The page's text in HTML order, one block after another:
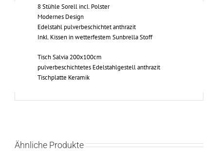
8 Stühle Sorell incl. Polster
Modernes Design
Edelstahl pulverbeschichtet anthrazit
Inkl. Kissen in wetterfestem Sunbrella Stoff
Tisch Salvia 200x100cm
pulverbeschichtetes Edelstahlgestell anthrazit
Tischplatte Keramik
Ähnliche Produkte